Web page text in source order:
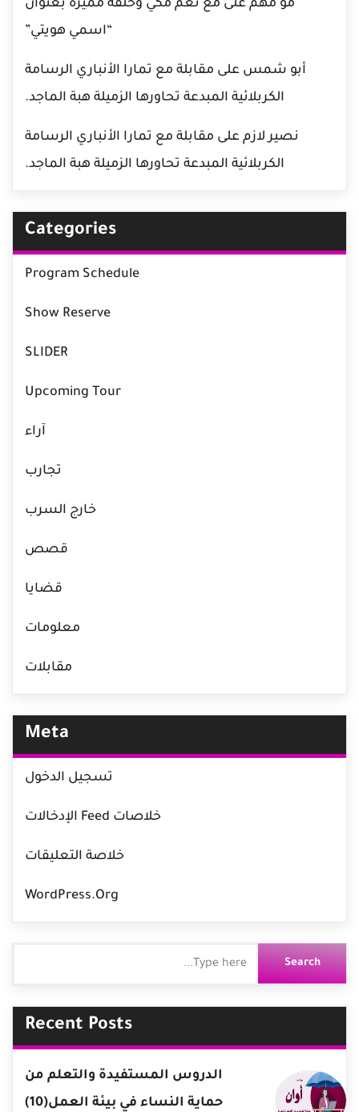
مو مهم على مع نغم مكي وحلقة مميزة بعنوان
“اسمي هويتي”
أبو شمس على مقابلة مع تمارا الأنباري الرسامة
الكربلائية المبدعة تحاورها الزميلة هبة الماجد.
نصير لازم على مقابلة مع تمارا الأنباري الرسامة
الكربلائية المبدعة تحاورها الزميلة هبة الماجد.
Categories
Program Schedule
Show Reserve
SLIDER
Upcoming Tour
آراء
تجارب
خارج السرب
قصص
قضايا
معلومات
مقابلات
Meta
تسجيل الدخول
خلاصات Feed الإدخالات
خلاصة التعليقات
WordPress.org
Recent Posts
الدروس المستفيدة والتعلم من
حماية النساء في بيئة العمل(10)